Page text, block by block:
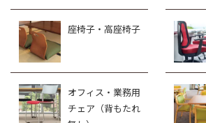
座椅子・高座椅子
オフィス・業務用
チェア（背もたれ